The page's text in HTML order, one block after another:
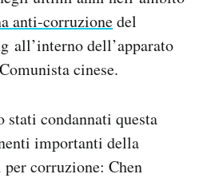
anti-corruzionedel
all’interno dell’apparato
cinese.
stati condannati questa
importanti della
corruzione: Chen